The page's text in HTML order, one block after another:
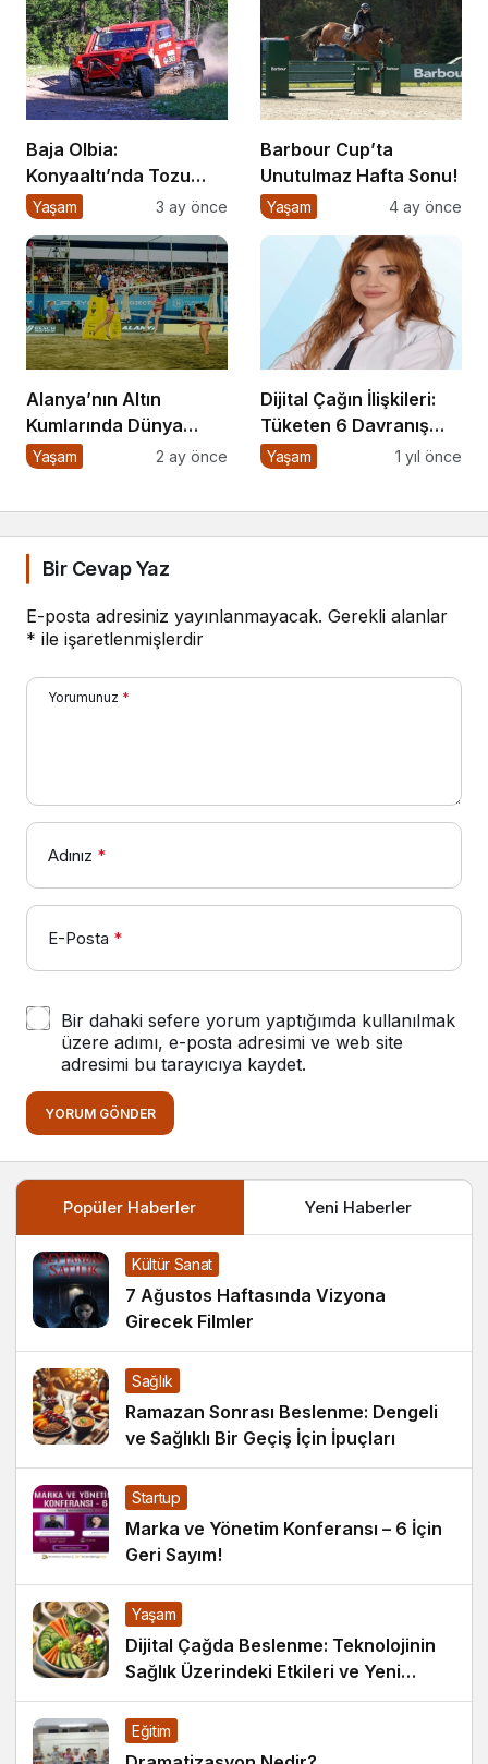
Baja Olbia:
Konyaaltı’nda Tozu
Dumana Katan
Yaşam 3 ay önce
Barbour Cup’ta
Unutulmaz Hafta Sonu!
Yaşam 4 ay önce
Alanya’nın Altın
Kumlarında Dünya
Sahnesi
Yaşam 2 ay önce
Dijital Çağın İlişkileri:
Tüketen 6 Davranış
Biçimi
Yaşam 1 yıl önce
Bir Cevap Yaz
E-posta adresiniz yayınlanmayacak. Gerekli alanlar
* ile işaretlenmişlerdir
Yorumunuz *
Adınız *
E-Posta *
Bir dahaki sefere yorum yaptığımda kullanılmak
üzere adımı, e-posta adresimi ve web site
adresimi bu tarayıcıya kaydet.
YORUM GÖNDER
Popüler Haberler Yeni Haberler
Kültür Sanat
7 Ağustos Haftasında Vizyona
Girecek Filmler
Sağlık
Ramazan Sonrası Beslenme: Dengeli
ve Sağlıklı Bir Geçiş İçin İpuçları
Startup
Marka ve Yönetim Konferansı – 6 İçin
Geri Sayım!
Yaşam
Dijital Çağda Beslenme: Teknolojinin
Sağlık Üzerindeki Etkileri ve Yeni
Alışkanlıklar
Eğitim